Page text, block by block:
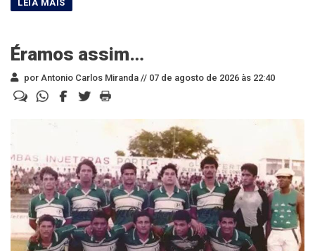
Éramos assim…
por Antonio Carlos Miranda // 07 de agosto de 2026 às 22:40